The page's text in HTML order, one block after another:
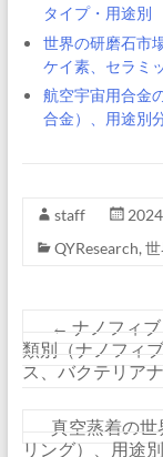
タイプ・用途別
世界の研磨石市
ケイ素、セラミ
航空宇宙用合金
合金）、用途別
staff
QYResearch,
← ナノフィ
類別（ナノフィ
ス、バクテリア
真空蒸着の
リング）、用途